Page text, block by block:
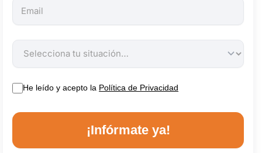
He leído y acepto la Política de Privacidad
¡Infórmate ya!